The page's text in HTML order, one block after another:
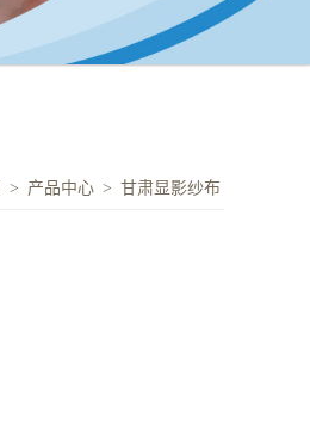
> 产品中心 > 甘肃显影纱布